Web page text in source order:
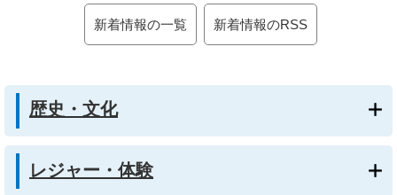
新着情報の一覧 新着情報のRSS
歴史・文化
レジャー・体験